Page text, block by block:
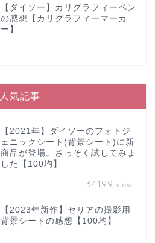
【ダイソー】カリグラフィーペン
の感想【カリグラフィーマーカ
ー】
人気記事
【2021年】ダイソーのフォトジ
ェニックシート(背景シート)に新
商品が登場。さっそく試してみま
した【100均】
34199 view
【2023年新作】セリアの撮影用
背景シートの感想【100均】